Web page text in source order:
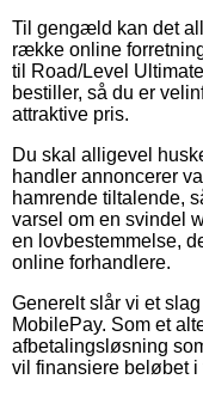
Til gengæld kan det
række online
til Road/Level
bestiller, så du er
attraktive pris.
Du skal alligevel
handler annoncerer
hamrende tiltalende,
varsel om en svindel
en lovbestemmelse,
online forhandlere.
Generelt slår vi et
MobilePay. Som et
afbetalingsløsning
vil finansiere beløbet i